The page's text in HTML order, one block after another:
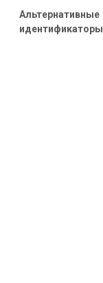
Альтернативные
идентификаторы